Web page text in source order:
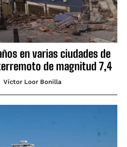
en varias ciudades de
de magnitud 7,4
Víctor Loor Bonilla